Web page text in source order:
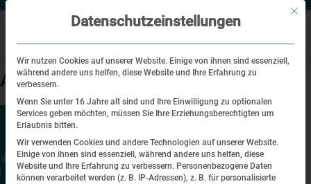
Archive
Mit
Datenschutzeinstellungen
Wir nutzen Cookies auf unserer Website. Einige von ihnen sind essenziell,
während andere uns helfen, diese Website und Ihre Erfahrung zu
verbessern.
Wenn Sie unter 16 Jahre alt sind und Ihre Einwilligung zu optionalen
Services geben möchten, müssen Sie Ihre Erziehungsberechtigten um
Erlaubnis bitten.
Wir verwenden Cookies und andere Technologien auf unserer Website.
Einige von ihnen sind essenziell, während andere uns helfen, diese
Website und Ihre Erfahrung zu verbessern. Personenbezogene Daten
können verarbeitet werden (z. B. IP-Adressen), z. B. für personalisierte